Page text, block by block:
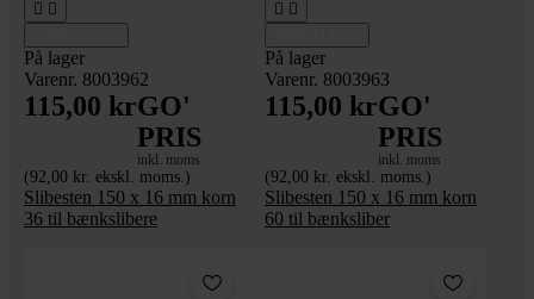
 
På lager
Varenr. 8003962
115,00 krGO'
PRIS
inkl. moms
(92,00 kr. ekskl. moms.)
Slibesten 150 x 16 mm korn
36 til bænkslibere
 
På lager
Varenr. 8003963
115,00 krGO'
PRIS
inkl. moms
(92,00 kr. ekskl. moms.)
Slibesten 150 x 16 mm korn
60 til bænksliber